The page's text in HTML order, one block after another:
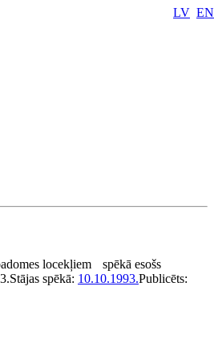
LV EN
locekļiem
spēkā esošs
Stājas spēkā: 10.10.1993.Publicēts: